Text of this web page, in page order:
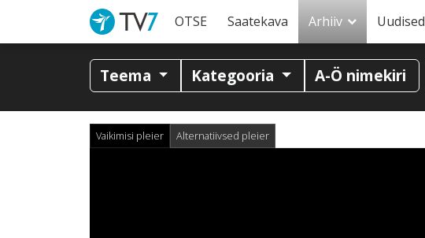
OTSE Saatekava Arhiiv Uudised
Teema Kategooria A-Ö nimekiri
Vaikimisi pleier Alternatiivsed pleier